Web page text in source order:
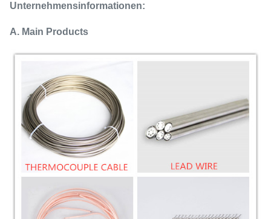
Unternehmensinformationen:
A. Main Products